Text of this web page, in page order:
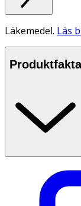
Läkemedel. Läs
Produktfakta